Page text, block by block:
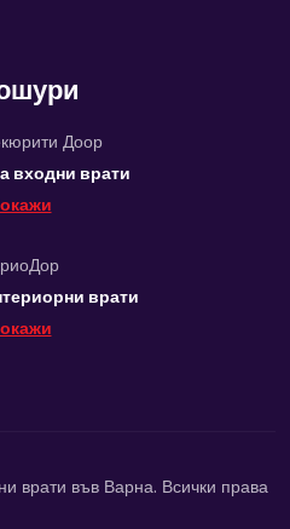
Доор
входни врати
врати
във Варна. Всички права